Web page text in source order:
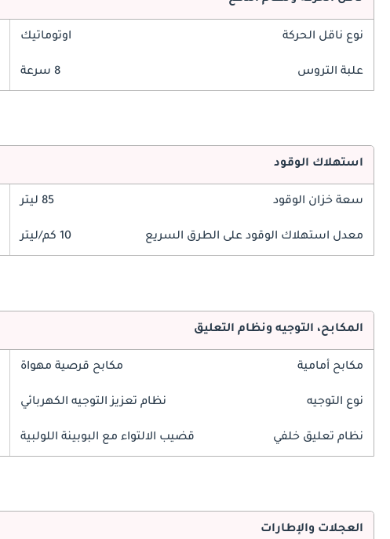
نوع ناقل الحركة اوتوماتيك
علبة التروس 8 سرعة
استهلاك الوقود
سعة خزان الوقود 85 ليتر
معدل استهلاك الوقود على الطرق السريع 10 كم/ليتر
المكابح، التوجيه ونظام التعليق
مكابح أمامية مكابح قرصية مهواة
نوع التوجيه نظام تعزيز التوجيه الكهربائي
نظام تعليق خلفي قضيب الالتواء مع البوبينة اللولبية
العجلات والإطارات